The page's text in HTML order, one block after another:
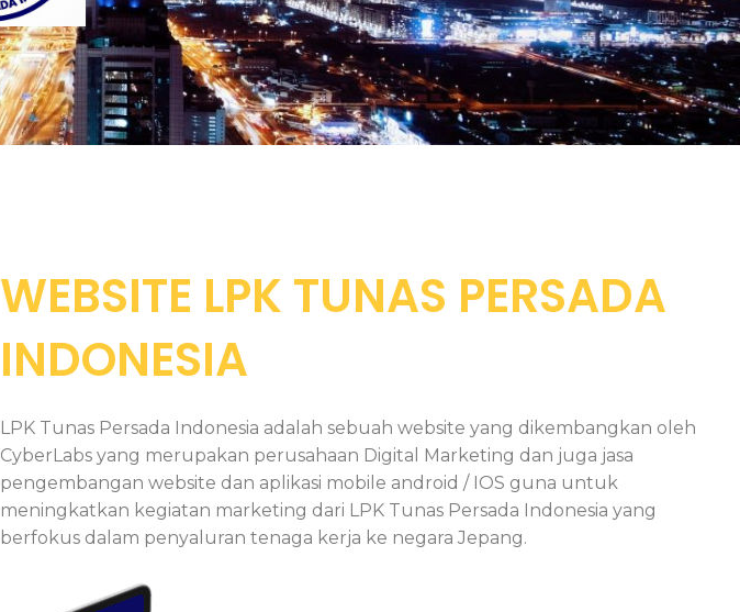
WEBSITE LPK TUNAS PERSADA
INDONESIA
LPK Tunas Persada Indonesia adalah sebuah website yang dikembangkan oleh
CyberLabs yang merupakan perusahaan Digital Marketing dan juga jasa
pengembangan website dan aplikasi mobile android / IOS guna untuk
meningkatkan kegiatan marketing dari LPK Tunas Persada Indonesia yang
berfokus dalam penyaluran tenaga kerja ke negara Jepang.